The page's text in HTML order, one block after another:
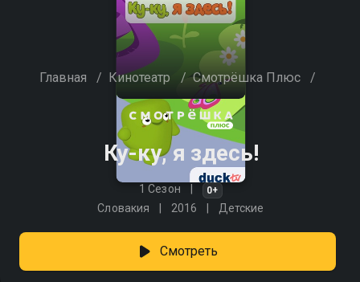
Главная / Кинотеатр / Смотрёшка Плюс /
Ку-ку, я здесь!
1 Сезон 0+
Словакия 2016 Детские
Смотреть